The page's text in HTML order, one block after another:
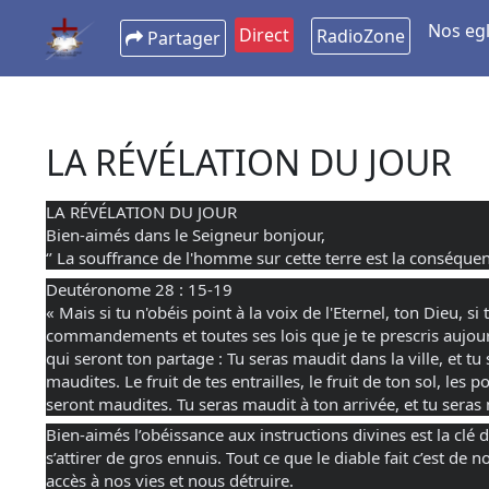
Partager Direct RadioZone Nos
LA RÉVÉLATION DU JOUR
LA RÉVÉLATION DU JOUR
Bien-aimés dans le Seigneur bonjour,
‘’ La souffrance de l'homme sur cette terre est la
Deutéronome 28 : 15-19
« Mais si tu n'obéis point à la voix de l'Eternel, ton Dieu,
commandements et toutes ses lois que je te prescris
qui seront ton partage : Tu seras maudit dans la ville, et
maudites. Le fruit de tes entrailles, le fruit de ton sol, les
seront maudites. Tu seras maudit à ton arrivée, et tu
Bien-aimés l’obéissance aux instructions divines est la clé
s’attirer de gros ennuis. Tout ce que le diable fait c’est
accès à nos vies et nous détruire.